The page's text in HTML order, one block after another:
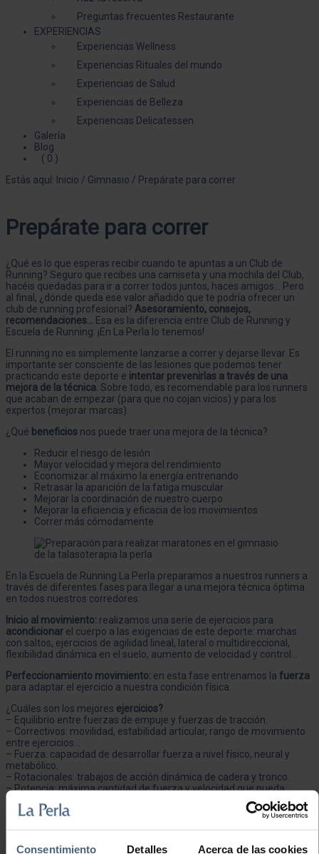
Consentimiento Detalles Acerca de las cookies
Preguntas frecuentes Restaurante
EXPERIENCIAS
Experiencias Wellness
Experiencias Rituales del mundo
Experiencias de Salud
Experiencias de Belleza
Experiencias Delicatessen
Galería
Blog
( 0 )
Estás aquí: Inicio / Gimnasio / Prepárate para correr
Prepárate para correr
¿Qué es lo que esperas recibir cuando te apuntas a un Club de
Running? Seguro que recibes una camiseta y una mochila del Club,
hacéis quedadas para ir a correr todos juntos, haces amigos… Pero
al final, ¿dónde queda ese valor añadido que te podría ofrecer un
club de running profesional? Asesoramiento, consejos,
recomendaciones… Esa es la diferencia entre Club de Running y
Escuela de Running. ¡En La Perla lo tenemos!
El running no es simplemente lanzarse a correr y dejarse llevar. Es
importante ser consciente de las lesiones que podemos tener
practicando este deporte e intentar prevenirlas a través de una
mejora de la técnica. Sobre todo, es recomendable para los runners
que acaban de empezar (para que no cojan vicios) y para los
expertos (mejorar marcas).
¿Qué beneficios nos puede traer una mejora de la técnica?
Reducir el riesgo de lesión
Mayor velocidad y mejora del rendimiento
Economizar al máximo la energía entrenando
Retrasar la aparición de la fatiga muscular
Mejorar la coordinación de nuestro cuerpo
Mejorar la eficiencia y eficacia de los movimientos
Correr más cómodamente
En la Escuela de Running La Perla preparamos a nuestros runners a
través de diferentes fases para llegar a una mejora técnica óptima
en todos nuestros corredores.
Inicio al movimiento: realizamos una serie de ejercicios para
acondicionar el cuerpo a las exigencias de este deporte: marchas
con saltos, ejercicios de agilidad lineal, lateral o multidireccional,
flexibilidad dinámica en el suelo, aumento de velocidad y control…
Perfeccionamiento movimiento: en esta fase entrenamos la fuerza
para adaptar el ejercicio a nuestra condición física.
¿Cuáles son los mejores ejercicios?
– Equilibrio entre fuerzas de empuje y fuerzas de tracción.
– Correctivos: movilidad, estabilidad articular, rango de movimiento
entre ejercicios…
– Fuerza: capacidad de desarrollar fuerza a nivel físico, neural y
metabólico.
– Rotacionales: trabajos de acción dinámica de cadera y tronco.
– Potencia: máxima cantidad de fuerza y velocidad que pueda
superadas estas dos primeras fases, planificamos y
entrenamos específicamente para lascarrerasque se vayan a
realizar a través de diferentes actividades.